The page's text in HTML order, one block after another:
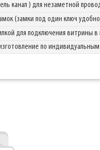
канал ) для незаметной
(замки под один ключ
для подключения витрины
по